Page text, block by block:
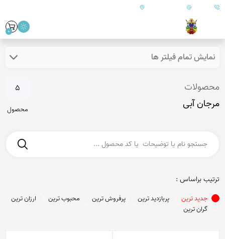
09179890157 ایران - فارس - کازرون
0
نمایش تمام فیلتر ها
محصولات
مرجان آبی
5
محصول
ترتیب براساس :
جدید ترین پربازدید ترین پرفروش ترین محبوب ترین
ارزان ترین
گران ترین